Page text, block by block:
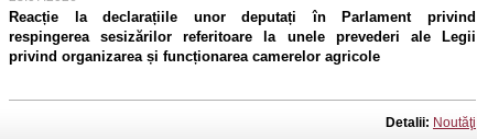
Reacție la declarațiile unor deputați în Parlament privind
respingerea sesizărilor referitoare la unele prevederi ale Legii
privind organizarea și funcționarea camerelor agricole
Detalii: Noutăţi